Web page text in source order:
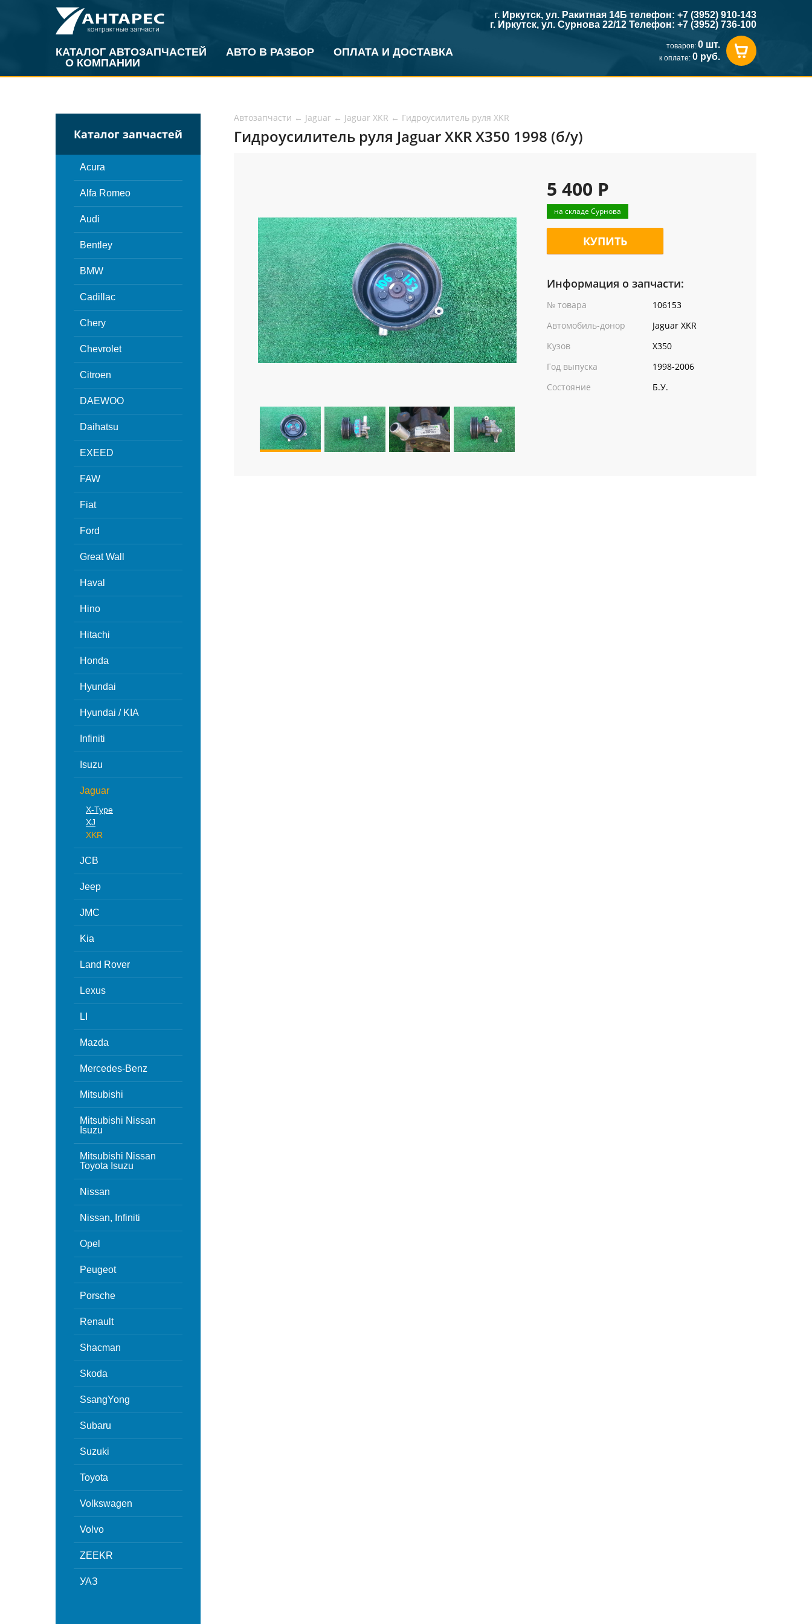
КАТАЛОГ АВТОЗАПЧАСТЕЙ АВТО В РАЗБОР
ОПЛАТА И ДОСТАВКА
О КОМПАНИИ
г. Иркутск, ул. Ракитная 14Б телефон: +7 (3952) 910-143
г. Иркутск, ул. Сурнова 22/12 Телефон: +7 (3952) 736-100
товаров: 0 шт.
к оплате: 0 руб.
Каталог запчастей
Acura
Alfa Romeo
Audi
Bentley
BMW
Cadillac
Chery
Chevrolet
Citroen
DAEWOO
Daihatsu
EXEED
FAW
Fiat
Ford
Great Wall
Haval
Hino
Hitachi
Honda
Hyundai
Hyundai / KIA
Infiniti
Isuzu
Jaguar
X-Type
XJ
XKR
JCB
Jeep
JMC
Kia
Land Rover
Lexus
LI
Mazda
Mercedes-Benz
Mitsubishi
Mitsubishi Nissan
Isuzu
Mitsubishi Nissan
Toyota Isuzu
Nissan
Nissan, Infiniti
Opel
Peugeot
Porsche
Renault
Shacman
Skoda
SsangYong
Subaru
Suzuki
Toyota
Volkswagen
Volvo
ZEEKR
УАЗ
Автозапчасти ← Jaguar ← Jaguar XKR ← Гидроусилитель руля XKR
Гидроусилитель руля Jaguar XKR X350 1998 (б/у)
5 400 Р
на складе Сурнова
КУПИТЬ
Информация о запчасти:
№ товара
106153
Автомобиль-донор
Jaguar XKR
Кузов
X350
Год выпуска
1998-2006
Состояние
Б.У.